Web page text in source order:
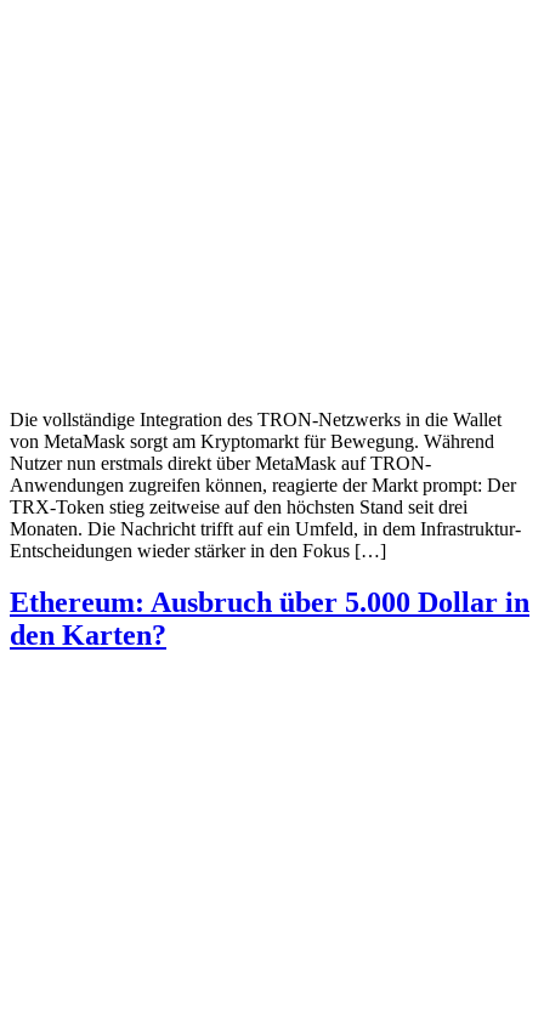
Die vollständige Integration des TRON-Netzwerks in die Wallet
von MetaMask sorgt am Kryptomarkt für Bewegung. Während
Nutzer nun erstmals direkt über MetaMask auf TRON-
Anwendungen zugreifen können, reagierte der Markt prompt: Der
TRX-Token stieg zeitweise auf den höchsten Stand seit drei
Monaten. Die Nachricht trifft auf ein Umfeld, in dem Infrastruktur-
Entscheidungen wieder stärker in den Fokus […]
Ethereum: Ausbruch über 5.000 Dollar in
den Karten?